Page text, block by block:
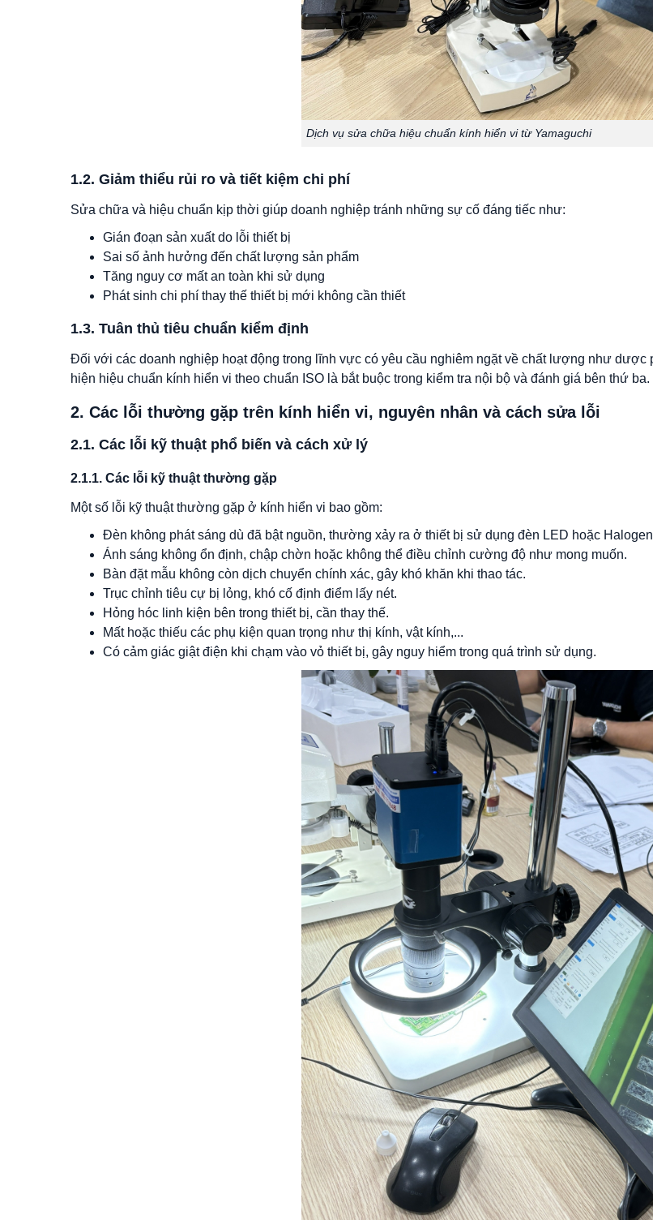
Dịch vụ sửa chữa hiệu chuẩn kính hiển vi từ Yamaguchi
1.2. Giảm thiểu rủi ro và tiết kiệm chi phí
Sửa chữa và hiệu chuẩn kịp thời giúp doanh nghiệp tránh những sự cố đáng tiếc như:
Gián đoạn sản xuất do lỗi thiết bị
Sai số ảnh hưởng đến chất lượng sản phẩm
Tăng nguy cơ mất an toàn khi sử dụng
Phát sinh chi phí thay thế thiết bị mới không cần thiết
1.3. Tuân thủ tiêu chuẩn kiểm định
Đối với các doanh nghiệp hoạt động trong lĩnh vực có yêu cầu nghiêm ngặt về chất lượng như dược
hiện hiệu chuẩn kính hiển vi theo chuẩn ISO là bắt buộc trong kiểm tra nội bộ và đánh giá bên thứ ba.
2. Các lỗi thường gặp trên kính hiển vi, nguyên nhân và cách sửa lỗi
2.1. Các lỗi kỹ thuật phổ biến và cách xử lý
2.1.1. Các lỗi kỹ thuật thường gặp
Một số lỗi kỹ thuật thường gặp ở kính hiển vi bao gồm:
Đèn không phát sáng dù đã bật nguồn, thường xảy ra ở thiết bị sử dụng đèn LED hoặc
Ánh sáng không ổn định, chập chờn hoặc không thể điều chỉnh cường độ như mong muốn.
Bàn đặt mẫu không còn dịch chuyển chính xác, gây khó khăn khi thao tác.
Trục chỉnh tiêu cự bị lỏng, khó cố định điểm lấy nét.
Hỏng hóc linh kiện bên trong thiết bị, cần thay thế.
Mất hoặc thiếu các phụ kiện quan trọng như thị kính, vật kính,...
Có cảm giác giật điện khi chạm vào vỏ thiết bị, gây nguy hiểm trong quá trình sử dụng.